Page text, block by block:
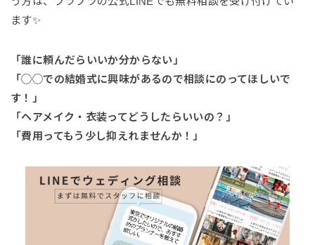
ます✨
「誰に頼んだらいいか分からない」
「◯◯での結婚式に興味があるので相談にのってほしいで
す！」
「ヘアメイク・衣装ってどうしたらいいの？」
「費用ってもう少し抑えれませんか！」